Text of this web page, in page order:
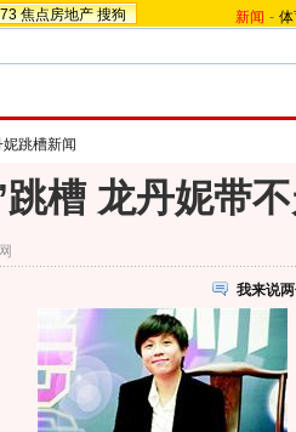
焦点房地产 搜狗 新闻 -
妮跳槽新闻
跳槽 龙丹妮带
我来说